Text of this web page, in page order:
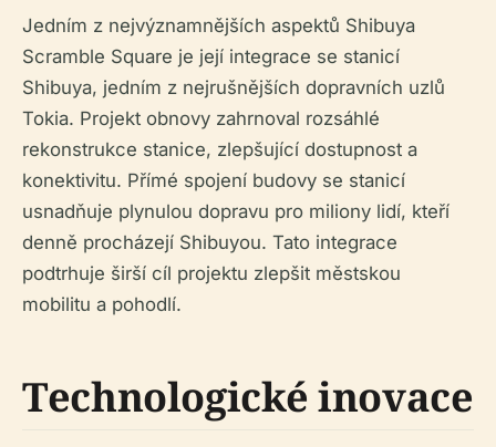
Jedním z nejvýznamnějších aspektů Shibuya
Scramble Square je její integrace se stanicí
Shibuya, jedním z nejrušnějších dopravních uzlů
Tokia. Projekt obnovy zahrnoval rozsáhlé
rekonstrukce stanice, zlepšující dostupnost a
konektivitu. Přímé spojení budovy se stanicí
usnadňuje plynulou dopravu pro miliony lidí, kteří
denně procházejí Shibuyou. Tato integrace
podtrhuje širší cíl projektu zlepšit městskou
mobilitu a pohodlí.
Technologické inovace